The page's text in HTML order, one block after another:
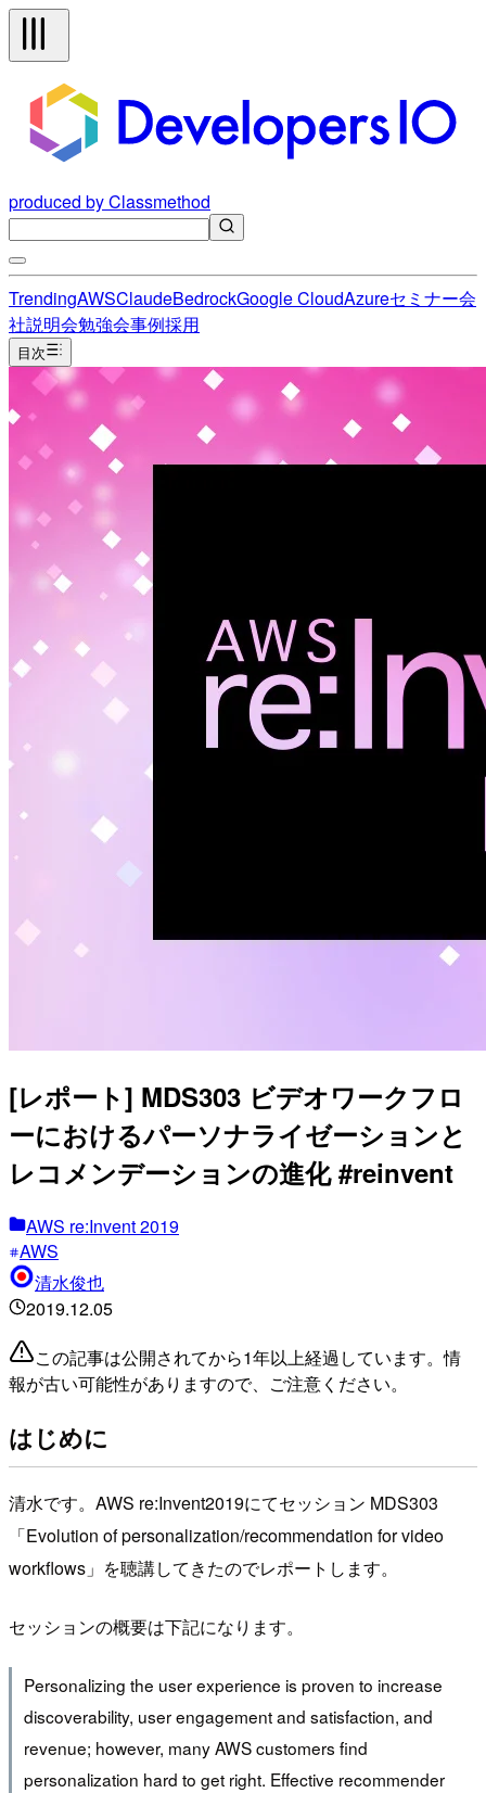
produced by Classmethod
TrendingAWSClaudeBedrockGoogle CloudAzureセミナー会
社説明会勉強会事例採用
目次
[レポート] MDS303 ビデオワークフロ
ーにおけるパーソナライゼーションと
レコメンデーションの進化 #reinvent
AWS re:Invent 2019
AWS
清水俊也
2019.12.05
この記事は公開されてから1年以上経過しています。情
報が古い可能性がありますので、ご注意ください。
はじめに
清水です。AWS re:Invent2019にてセッション MDS303
「Evolution of personalization/recommendation for video
workflows」を聴講してきたのでレポートします。
セッションの概要は下記になります。
Personalizing the user experience is proven to increase
discoverability, user engagement and satisfaction, and
revenue; however, many AWS customers find
personalization hard to get right. Effective recommender